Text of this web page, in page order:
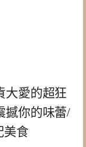
大愛的超狂
撼你的味蕾/
美食